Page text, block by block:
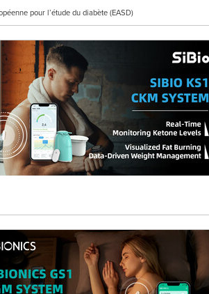
pour l’étude du diabète (EASD)